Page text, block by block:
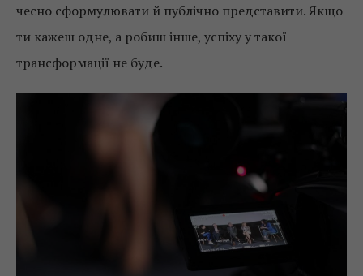
чесно сформулювати й публічно представити. Якщо
ти кажеш одне, а робиш інше, успіху у такої
трансформації не буде.